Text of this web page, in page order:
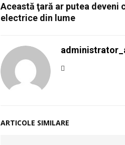
Această ţară ar putea deveni
electrice din lume
ARTICOLE SIMILARE